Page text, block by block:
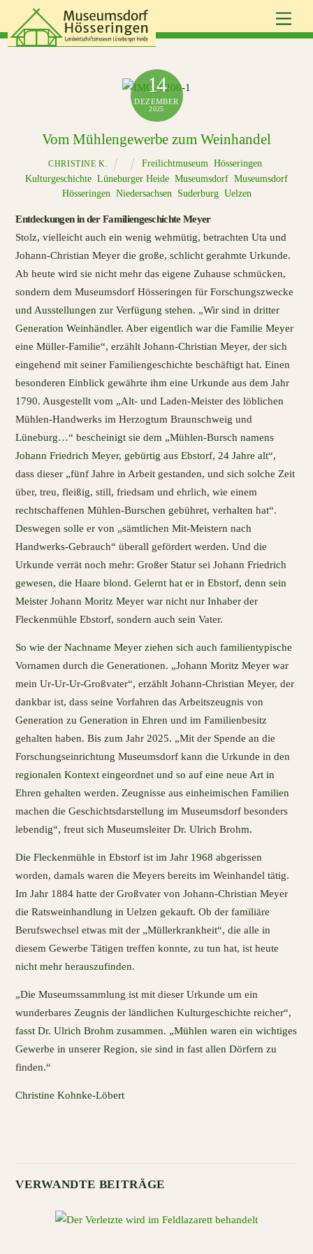
content
14
DEZEMBER
2025
Vom Mühlengewerbe zum Weinhandel
CHRISTINE K. Freilichtmuseum Hösseringen
Kulturgeschichte Lüneburger Heide Museumsdorf Museumsdorf
Hösseringen Niedersachsen Suderburg, Uelzen
Entdeckungen in der Familiengeschichte Meyer
Stolz, vielleicht auch ein wenig wehmütig, betrachten Uta und
Johann-Christian Meyer die große, schlicht gerahmte Urkunde.
Ab heute wird sie nicht mehr das eigene Zuhause schmücken,
sondern dem Museumsdorf Hösseringen für Forschungszwecke
und Ausstellungen zur Verfügung stehen. „Wir sind in dritter
Generation Weinhändler. Aber eigentlich war die Familie Meyer
eine Müller-Familie“, erzählt Johann-Christian Meyer, der sich
eingehend mit seiner Familiengeschichte beschäftigt hat. Einen
besonderen Einblick gewährte ihm eine Urkunde aus dem Jahr
1790. Ausgestellt vom „Alt- und Laden-Meister des löblichen
Mühlen-Handwerks im Herzogtum Braunschweig und
Lüneburg…“ bescheinigt sie dem „Mühlen-Bursch namens
Johann Friedrich Meyer, gebürtig aus Ebstorf, 24 Jahre alt“,
dass dieser „fünf Jahre in Arbeit gestanden, und sich solche Zeit
über, treu, fleißig, still, friedsam und ehrlich, wie einem
rechtschaffenen Mühlen-Burschen gebühret, verhalten hat“.
Deswegen solle er von „sämtlichen Mit-Meistern nach
Handwerks-Gebrauch“ überall gefördert werden. Und die
Urkunde verrät noch mehr: Großer Statur sei Johann Friedrich
gewesen, die Haare blond. Gelernt hat er in Ebstorf, denn sein
Meister Johann Moritz Meyer war nicht nur Inhaber der
Fleckenmühle Ebstorf, sondern auch sein Vater.
So wie der Nachname Meyer ziehen sich auch familientypische
Vornamen durch die Generationen. „Johann Moritz Meyer war
mein Ur-Ur-Ur-Großvater“, erzählt Johann-Christian Meyer, der
dankbar ist, dass seine Vorfahren das Arbeitszeugnis von
Generation zu Generation in Ehren und im Familienbesitz
gehalten haben. Bis zum Jahr 2025. „Mit der Spende an die
Forschungseinrichtung Museumsdorf kann die Urkunde in den
regionalen Kontext eingeordnet und so auf eine neue Art in
Ehren gehalten werden. Zeugnisse aus einheimischen Familien
machen die Geschichtsdarstellung im Museumsdorf besonders
lebendig“, freut sich Museumsleiter Dr. Ulrich Brohm.
Die Fleckenmühle in Ebstorf ist im Jahr 1968 abgerissen
worden, damals waren die Meyers bereits im Weinhandel tätig.
Im Jahr 1884 hatte der Großvater von Johann-Christian Meyer
die Ratsweinhandlung in Uelzen gekauft. Ob der familiäre
Berufswechsel etwas mit der „Müllerkrankheit“, die alle in
diesem Gewerbe Tätigen treffen konnte, zu tun hat, ist heute
nicht mehr herauszufinden.
„Die Museumssammlung ist mit dieser Urkunde um ein
wunderbares Zeugnis der ländlichen Kulturgeschichte reicher“,
fasst Dr. Ulrich Brohm zusammen. „Mühlen waren ein wichtiges
Gewerbe in unserer Region, sie sind in fast allen Dörfern zu
finden.“
Christine Kohnke-Löbert
VERWANDTE BEITRÄGE